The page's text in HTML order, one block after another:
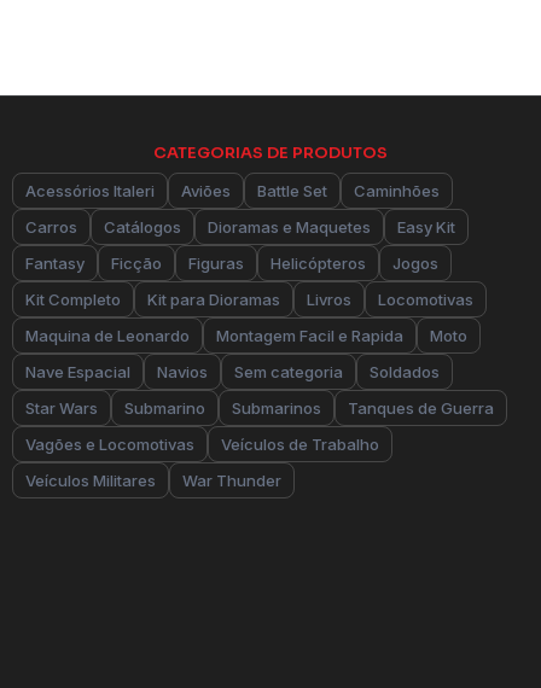
CATEGORIAS DE PRODUTOS
Acessórios Italeri Aviões Battle Set
Caminhões
Carros
Catálogos Dioramas e Maquetes
Easy Kit
Fantasy
Ficção Figuras Helicópteros
Jogos
Kit Completo
Kit para Dioramas Livros
Locomotivas
Maquina de Leonardo
Montagem Facil e Rapida
Moto
Nave Espacial
Navios Sem categoria
Soldados
Star Wars
Submarino Submarinos
Tanques de Guerra
Vagões e Locomotivas
Veículos de Trabalho
Veículos Militares
War Thunder